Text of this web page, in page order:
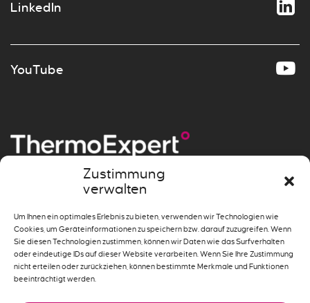
Zustimmung
verwalten
Um Ihnen ein optimales Erlebnis zu bieten, verwenden wir Technologien wie
Cookies, um Geräteinformationen zu speichern bzw. darauf zuzugreifen. Wenn
Sie diesen Technologien zustimmen, können wir Daten wie das Surfverhalten
oder eindeutige IDs auf dieser Website verarbeiten. Wenn Sie Ihre Zustimmung
nicht erteilen oder zurückziehen, können bestimmte Merkmale und Funktionen
beeinträchtigt werden.
Systemlösungen
LinkedIn
YouTube